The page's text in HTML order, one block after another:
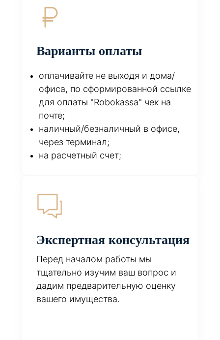
Варианты оплаты
оплачивайте не выходя и дома/
офиса, по сформированной ссылке
для оплаты "Robokassa" чек на
почте;
наличный/безналичный в офисе,
через терминал;
на расчетный счет;
Экспертная консультация
Перед началом работы мы
тщательно изучим ваш вопрос и
дадим предварительную оценку
вашего имущества.